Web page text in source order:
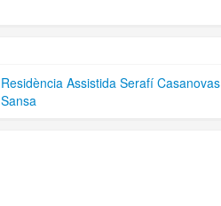
Residència Assistida Serafí Casanovas
Sansa